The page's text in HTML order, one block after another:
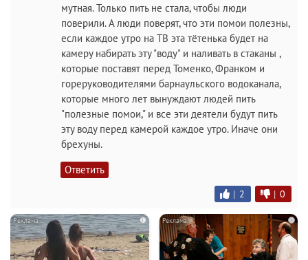
мутная. Только пить не стала, чтобы люди
поверили. А люди поверят, что эти помои полезны,
если каждое утро на ТВ эта тётенька будет на
камеру набирать эту "воду" и наливать в стаканы ,
которые поставят перед Томенко, Франком и
гореруководителями барнаульского водоканала,
которые много лет вынуждают людей пить
"полезные помои," и все эти деятели будут пить
эту воду перед камерой каждое утро. Иначе они
брехуны.
Ответить
| 2 | 0
i i